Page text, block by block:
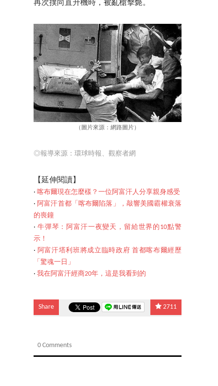
再次撲向直升機時，被亂槍擊斃。
（圖片來源：網路圖片）
◎報導來源：環球時報、觀察者網
【延伸閱讀】
‧ 喀布爾現在怎麼樣？一位阿富汗人分享親身感受
‧ 阿富汗首都「喀布爾陷落」，敲響美國霸權衰落
的喪鐘
‧ 牛彈琴：阿富汗一夜變天，留給世界的10點警
示！
‧ 阿富汗塔利班將成立臨時政府 首都喀布爾經歷
「驚魂一日」
‧ 我在阿富汗經商20年，這是我看到的
Share 2711
0 Comments